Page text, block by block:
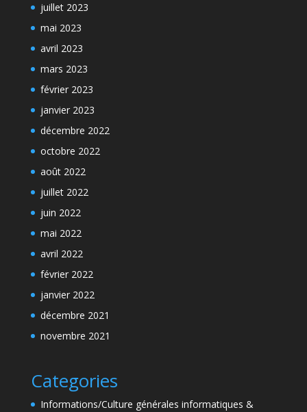
juillet 2023
mai 2023
avril 2023
mars 2023
février 2023
janvier 2023
décembre 2022
octobre 2022
août 2022
juillet 2022
juin 2022
mai 2022
avril 2022
février 2022
janvier 2022
décembre 2021
novembre 2021
Categories
Informations/Culture générales informatiques &